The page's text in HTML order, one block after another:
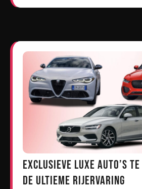
Exclusieve Luxe Auto’s
de Ultieme Rijervaring